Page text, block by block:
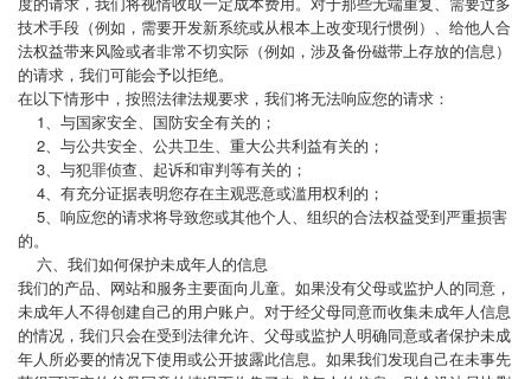
技术手段（例如，需要开发新系统或从根本上改变现行惯例）、给他人合
法权益带来风险或者非常不切实际（例如，涉及备份磁带上存放的信息）
的请求，我们可能会予以拒绝。
在以下情形中，按照法律法规要求，我们将无法响应您的请求：
1、与国家安全、国防安全有关的；
2、与公共安全、公共卫生、重大公共利益有关的；
3、与犯罪侦查、起诉和审判等有关的；
4、有充分证据表明您存在主观恶意或滥用权利的；
5、响应您的请求将导致您或其他个人、组织的合法权益受到严重损害
的。
六、我们如何保护未成年人的信息
我们的产品、网站和服务主要面向儿童。如果没有父母或监护人的同意，
未成年人不得创建自己的用户账户。对于经父母同意而收集未成年人信息
的情况，我们只会在受到法律允许、父母或监护人明确同意或者保护未成
年人所必要的情况下使用或公开披露此信息。如果我们发现自己在未事先